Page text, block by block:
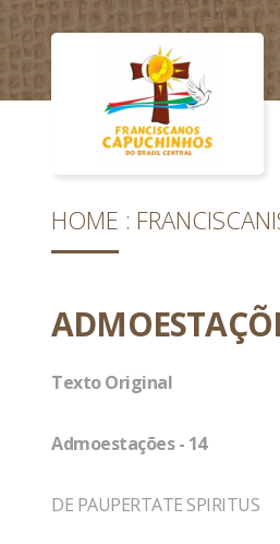
HOME
Texto Original
Admoestações - 14
DE PAUPERTATE SPIRITUS